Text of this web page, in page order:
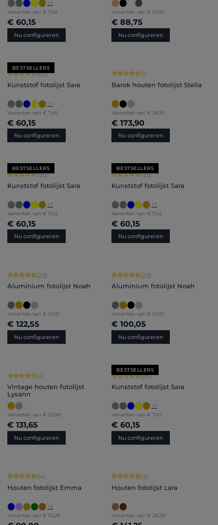
+7
Varianten van € 7,45
€ 60,15
Nu configureren
Varianten van € 10,30
€ 88,75
Nu configureren
BESTSELLERS
Gemiddelde waardering van 4.71 van 5 sterren
(85)
Kunststof fotolijst Sara
+7
Varianten van € 7,45
€ 60,15
Nu configureren
Gemiddelde waardering van 5 van 5
(1)
Barok houten fotolijst Stella
Varianten van € 18,00
€ 173,90
Nu configureren
BESTSELLERS
Gemiddelde waardering van 4.71 van 5 sterren
(85)
Kunststof fotolijst Sara
+7
Varianten van € 7,45
€ 60,15
Nu configureren
BESTSELLERS
Gemiddelde waardering van 4.71
(85)
Kunststof fotolijst Sara
+7
Varianten van € 7,45
€ 60,15
Nu configureren
Gemiddelde waardering van 4.91 van 5 sterren
(23)
Aluminium fotolijst Noah
Varianten van € 0,00
€ 122,55
Nu configureren
Gemiddelde waardering van 4.91
(23)
Aluminium fotolijst Noah
Varianten van € 0,00
€ 100,05
Nu configureren
Gemiddelde waardering van 5 van 5 sterren
(4)
Vintage houten fotolijst
Lysann
Varianten van € 22,90
€ 131,65
Nu configureren
BESTSELLERS
Gemiddelde waardering van 4.71
(85)
Kunststof fotolijst Sara
+7
Varianten van € 7,45
€ 60,15
Nu configureren
Gemiddelde waardering van 4.86 van 5 sterren
(14)
Houten fotolijst Emma
+9
Varianten van € 10,25
Gemiddelde waardering van 4.67
(3)
Houten fotolijst Lara
Varianten van € 20,30